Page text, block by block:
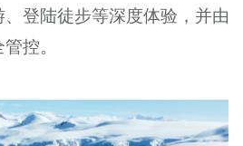
登陆徒步等深度体验，并由
控。